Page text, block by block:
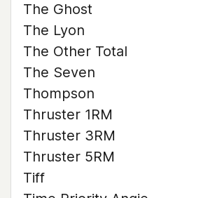
The Ghost
The Lyon
The Other Total
The Seven
Thompson
Thruster 1RM
Thruster 3RM
Thruster 5RM
Tiff